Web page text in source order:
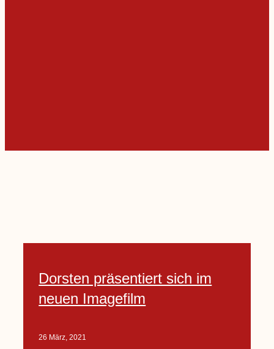
Dorsten präsentiert sich im
neuen Imagefilm
26 März, 2021